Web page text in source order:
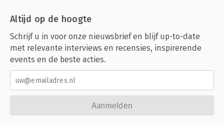
Altijd op de hoogte
Schrijf u in voor onze nieuwsbrief en blijf up-to-date
met relevante interviews en recensies, inspirerende
events en de beste acties.
Aanmelden